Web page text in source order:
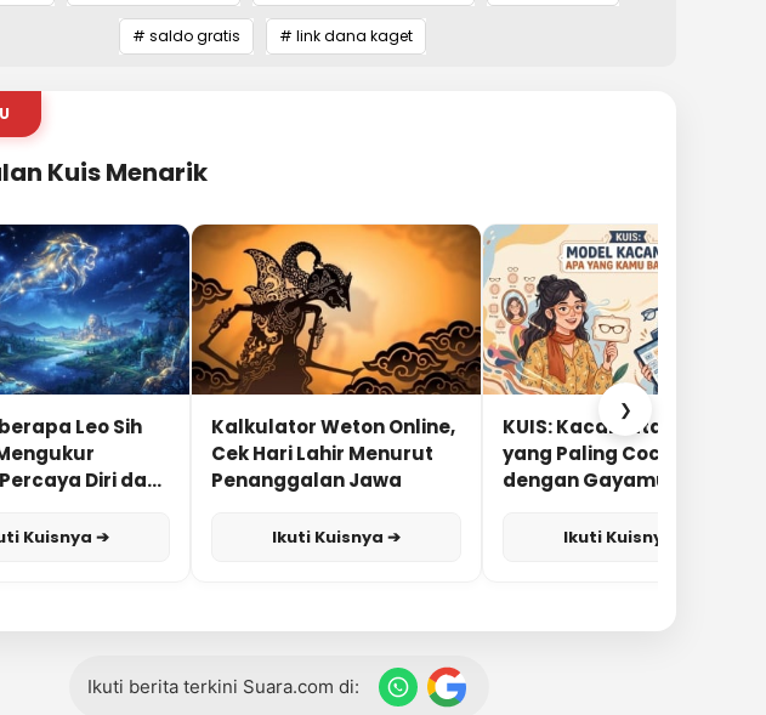
# saldo gratis # link dana kaget
Kuis Menarik
Leo Sih
Diri dan
Kuisnya ➔
Kalkulator Weton Online,
Cek Hari Lahir Menurut
Penanggalan Jawa
Ikuti Kuisnya ➔
KUIS: Kacamata Apa
yang Paling Cocok
dengan Gayamu?
Ikuti Kuisnya ➔
❯
Ikuti berita terkini Suara.com di: